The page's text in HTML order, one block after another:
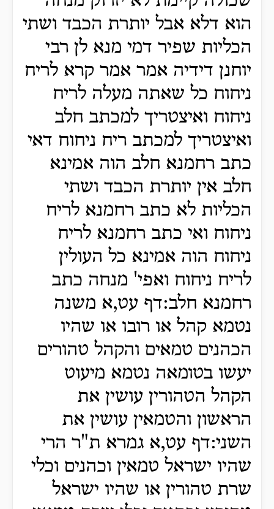
הוא דלא אבל יותרת הכבד ושתי
הכליות שפיר דמי מנא לן רבי
יוחנן דידיה אמר אמר קרא לריח
ניחוח כל שאתה מעלה לריח
ניחוח ואיצטריך למכתב חלב
ואיצטריך למכתב ריח ניחוח דאי
כתב רחמנא חלב הוה אמינא
חלב אין יותרת הכבד ושתי
הכליות לא כתב רחמנא לריח
ניחוח ואי כתב רחמנא לריח
ניחוח הוה אמינא כל העולין
לריח ניחוח ואפי' מנחה כתב
רחמנא חלב:דף עט,א משנה
נטמא קהל או רובו או שהיו
הכהנים טמאים והקהל טהורים
יעשו בטומאה נטמא מיעוט
הקהל הטהורין עושין את
הראשון והטמאין עושין את
השני:דף עט,א גמרא ת"ר הרי
שהיו ישראל טמאין וכהנים וכלי
שרת טהורין או שהיו ישראל